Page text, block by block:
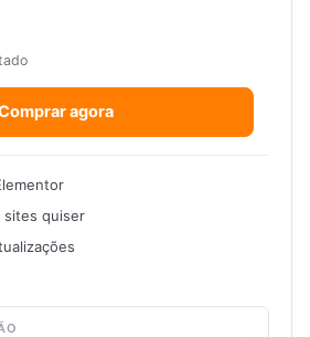
agora
sites quiser